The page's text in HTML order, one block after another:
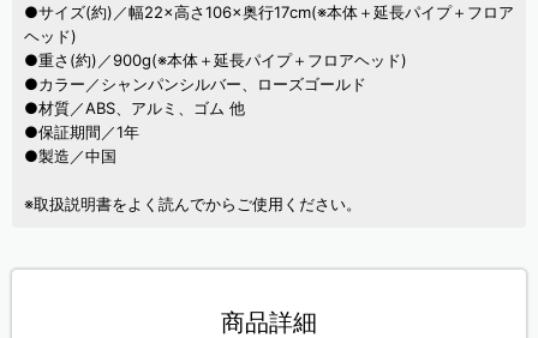
●サイズ(約)／幅22×高さ106×奥行17cm(※本体＋延長パイプ＋フロア
ヘッド)
●重さ(約)／900g(※本体＋延長パイプ＋フロアヘッド)
●カラー／シャンパンシルバー、ローズゴールド
●材質／ABS、アルミ、ゴム 他
●保証期間／1年
●製造／中国
※取扱説明書をよく読んでからご使用ください。
商品詳細